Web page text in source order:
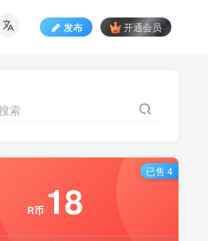
发布 开通会员
索
R币 18
已售 4
索
R币 18
已售 4